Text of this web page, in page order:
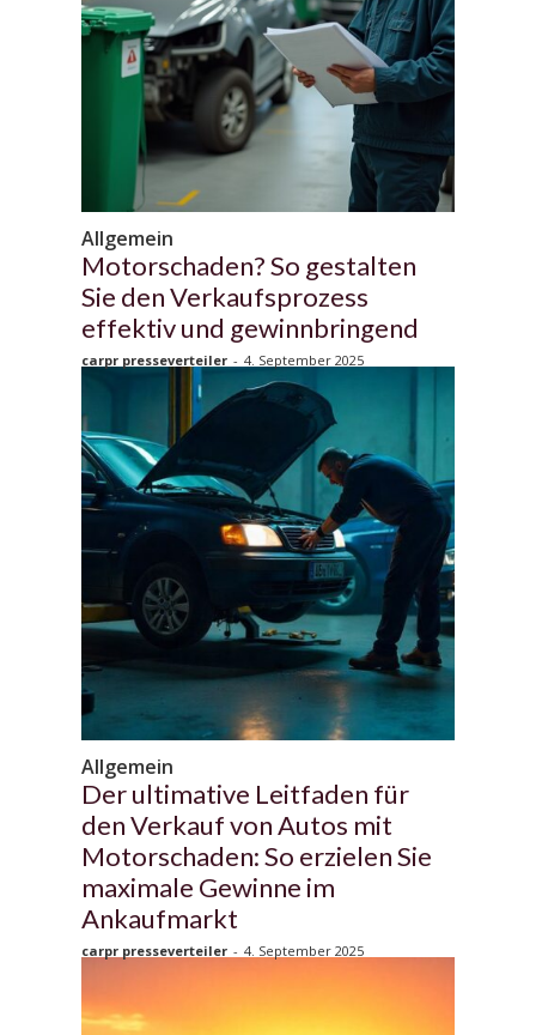
Allgemein
Motorschaden? So gestalten
Sie den Verkaufsprozess
effektiv und gewinnbringend
carpr presseverteiler - 4. September 2025
Allgemein
Der ultimative Leitfaden für
den Verkauf von Autos mit
Motorschaden: So erzielen Sie
maximale Gewinne im
Ankaufmarkt
carpr presseverteiler - 4. September 2025